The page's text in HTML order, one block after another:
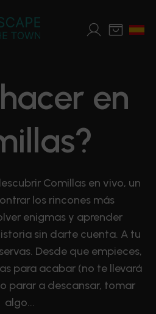
en
Comillas en vivo, un
los rincones más
enigmas y aprender
sin darte cuenta. A tu
Desde que empieces,
para acabar (no te llevará
parar a descansar, tomar
algo...